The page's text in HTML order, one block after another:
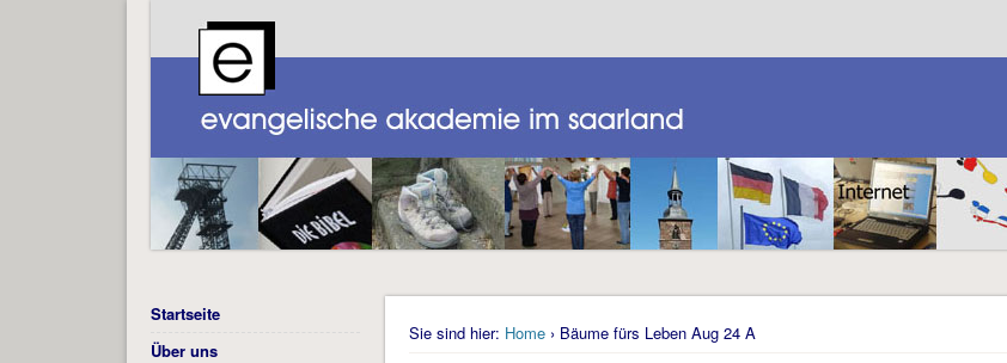
Sie sind hier: Home › Bäume fürs Leben Aug 24 A
Startseite
Über uns